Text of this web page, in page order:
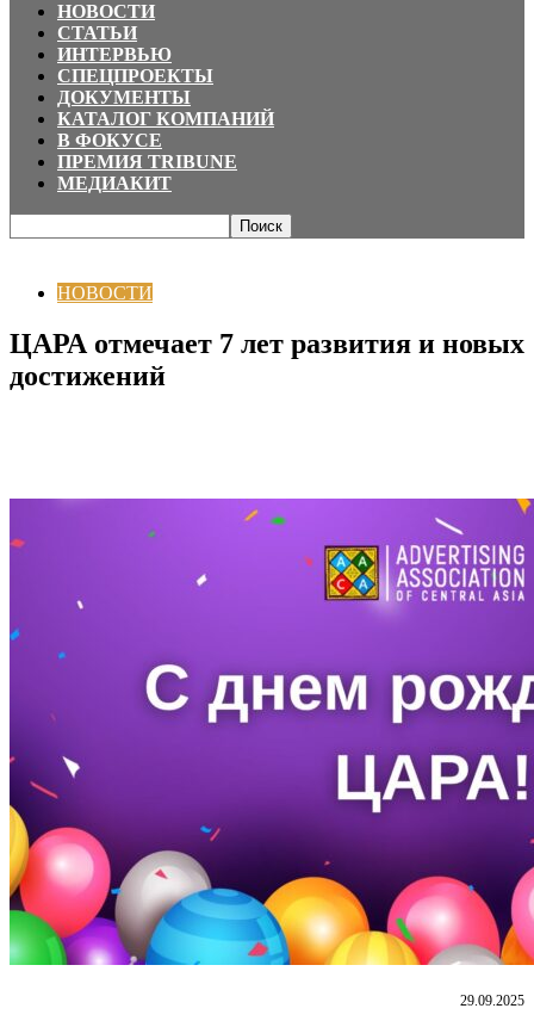
НОВОСТИ
СТАТЬИ
ИНТЕРВЬЮ
СПЕЦПРОЕКТЫ
ДОКУМЕНТЫ
КАТАЛОГ КОМПАНИЙ
В ФОКУСЕ
ПРЕМИЯ TRIBUNE
МЕДИАКИТ
НОВОСТИ
ЦАРА отмечает 7 лет развития и новых
достижений
29.09.2025